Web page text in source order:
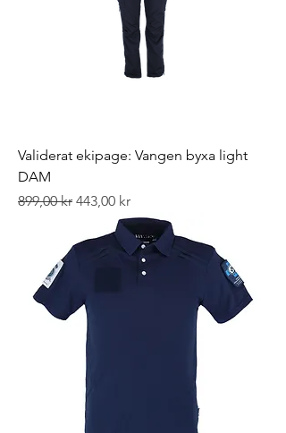
Validerat ekipage: Vangen byxa light
DAM
Ordinarie pris
899,00 kr Reapris
443,00 kr